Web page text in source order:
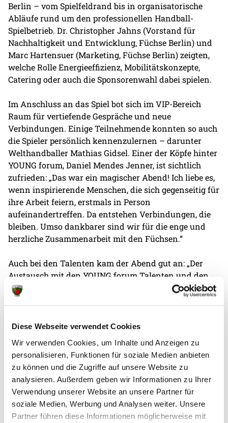
Diese Webseite verwendet Cookies
Wir verwenden Cookies, um Inhalte und Anzeigen zu
personalisieren, Funktionen für soziale Medien anbieten
zu können und die Zugriffe auf unsere Website zu
analysieren. Außerdem geben wir Informationen zu Ihrer
Verwendung unserer Website an unsere Partner für
soziale Medien, Werbung und Analysen weiter. Unsere
Partner führen diese Informationen möglicherweise mit
Berlin – vom Spielfeldrand bis in organisatorische
Abläufe rund um den professionellen Handball-
Spielbetrieb. Dr. Christopher Jahns (Vorstand für
Nachhaltigkeit und Entwicklung, Füchse Berlin) und
Marc Hartensuer (Marketing, Füchse Berlin) zeigten,
welche Rolle Energieeffizienz, Mobilitätskonzepte,
Catering oder auch die Sponsorenwahl dabei spielen.
Im Anschluss an das Spiel bot sich im VIP-Bereich
Raum für vertiefende Gespräche und neue
Verbindungen. Einige Teilnehmende konnten so auch
die Spieler persönlich kennenzulernen – darunter
Welthandballer Mathias Gidsel. Einer der Köpfe hinter
YOUNG forum, Daniel Mendes Jenner, ist sichtlich
zufrieden: „Das war ein magischer Abend! Ich liebe es,
wenn inspirierende Menschen, die sich gegenseitig für
ihre Arbeit feiern, erstmals in Person
aufeinandertreffen. Da entstehen Verbindungen, die
bleiben. Umso dankbarer sind wir für die enge und
herzliche Zusammenarbeit mit den Füchsen.“
Auch bei den Talenten kam der Abend gut an: „Der
Austausch mit den YOUNG forum Talenten und den
anderen Teilnehmenden war inspirierend, energetisch
und nicht zuletzt intensiv. Man merkt: Hier sind
beschreibt es Aylin Çerik, Jugendreporterin bei Salon5
League“ zeigt, wie Sport als Bühne für gesellschaftliche
Verantwortung genutzt werden kann. Die
Kombination aus Spitzensport, exklusivem Zugang
und kuratiertem Netzwerk schuf einen Rahmen, in
dem Austausch auf Augenhöhe möglich wurde –
jenseits klassischer Konferenzformate.